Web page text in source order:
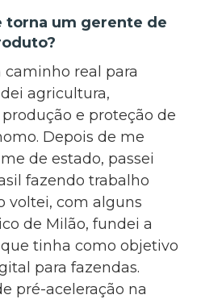
torna um gerente de
caminho real para
agricultura,
e proteção de
Depois de me
de estado, passei
fazendo trabalho
voltei, com alguns
de Milão, fundei a
tinha como objetivo
para fazendas.
pré-aceleração na